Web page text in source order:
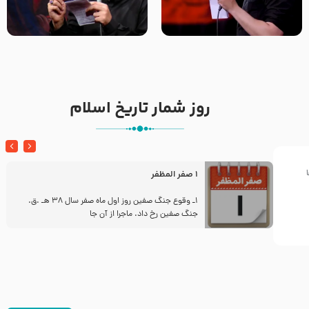
تک ، عبّاس، صاحب دل‌هاست –
حاج حنیف طاهری – عزاداری شب
من غلام نوکراتم من عاشق
کربلاتم – شور زمینه – شب هفتم
روز شمار تاریخ اسلام
1 صفر المظفر
1ـ وقوع جنگ صفین روز اول ماه صفر سال 38 هـ .ق.
جنگ صفین رخ داد. ماجرا از آن جا